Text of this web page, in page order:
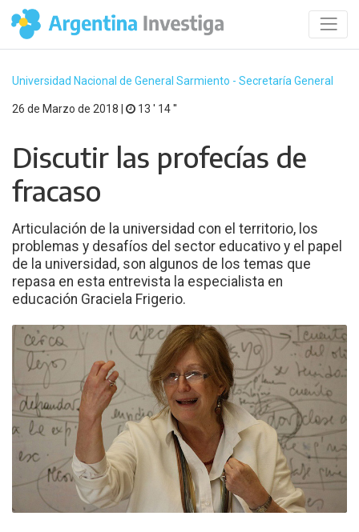
Universidad Nacional de General Sarmiento - Secretaría General
26 de Marzo de 2018 | 13 ′ 14 ′′
Discutir las profecías de
fracaso
Articulación de la universidad con el territorio, los
problemas y desafíos del sector educativo y el papel
de la universidad, son algunos de los temas que
repasa en esta entrevista la especialista en
educación Graciela Frigerio.